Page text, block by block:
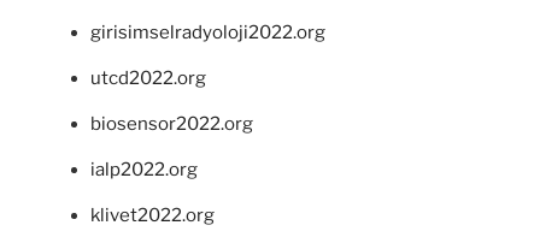
girisimselradyoloji2022.org
utcd2022.org
biosensor2022.org
ialp2022.org
klivet2022.org